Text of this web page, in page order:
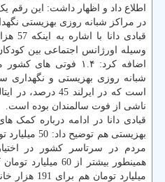
اطلاع داد و اظهار داشت: این
در مراکز شبانه روزی بهزیستی
وسیله اورژانس اجتماعی بین
اضافه کرد: ۱.۴ فوتی
شبانه روزی بهزیستی و نگهداری
ناشی از فوت سالمندان بوده است.
قبادی دانا در ادامه درباره
بهزیستی هم
مردم در سرتاسر کشور در
میلیارد